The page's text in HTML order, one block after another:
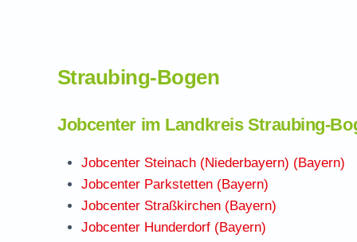
Straubing-Bogen
Jobcenter im Landkreis Straubing-
Jobcenter Steinach (Niederbayern) (Bayern)
Jobcenter Parkstetten (Bayern)
Jobcenter Straßkirchen (Bayern)
Jobcenter Hunderdorf (Bayern)